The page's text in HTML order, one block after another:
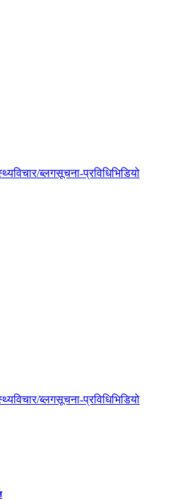
विचार/ब्लगसूचना-प्रविधिभिडियो
विचार/ब्लगसूचना-प्रविधिभिडियो